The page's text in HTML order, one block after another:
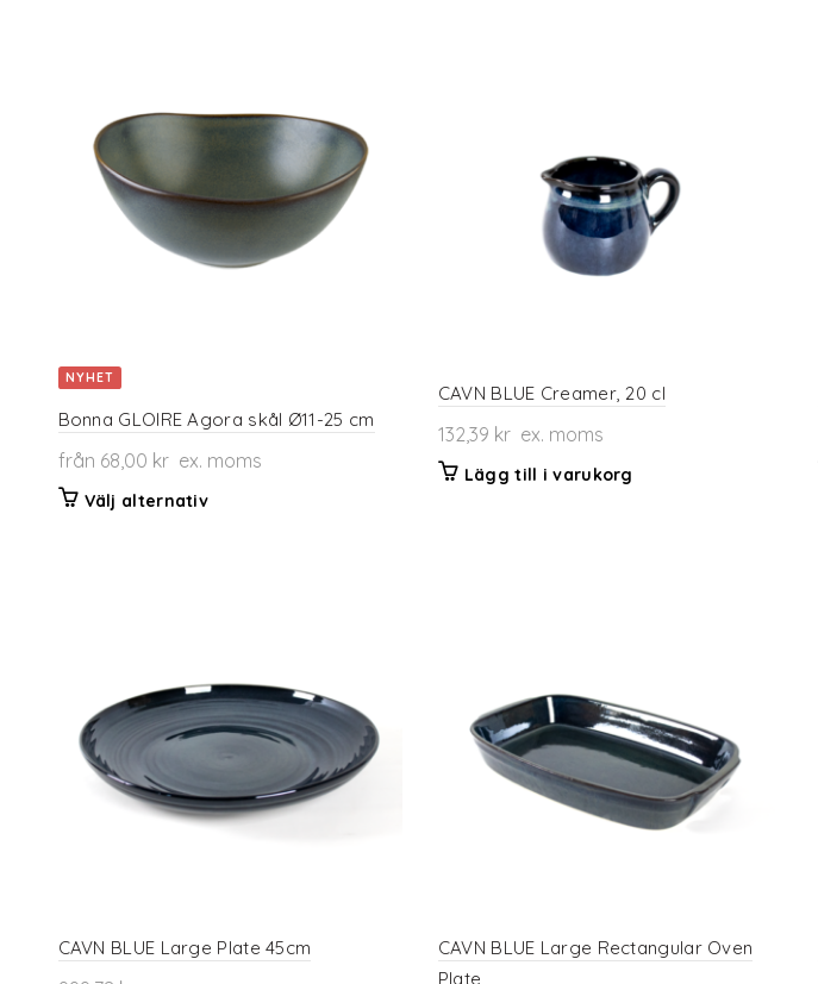
NYHET
Bonna GLOIRE Agora skål Ø11-25 cm
från 68,00 krex. moms
Välj alternativDen
olika
alternativen
kan
väljas
produktsidan
CAVN BLUE Creamer, 20 cl
132,39 krex. moms
Lägg till i varukorg
CAVN BLUE Large Plate 45cm
CAVN BLUE Large Rectangular Oven
Plate